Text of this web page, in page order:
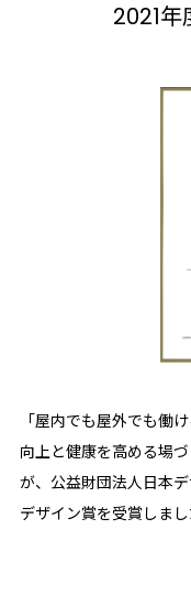
2021年
「屋内でも屋外でも働
向上と健康を高める場
が、公益財団法人日本
デザイン賞を受賞しまし